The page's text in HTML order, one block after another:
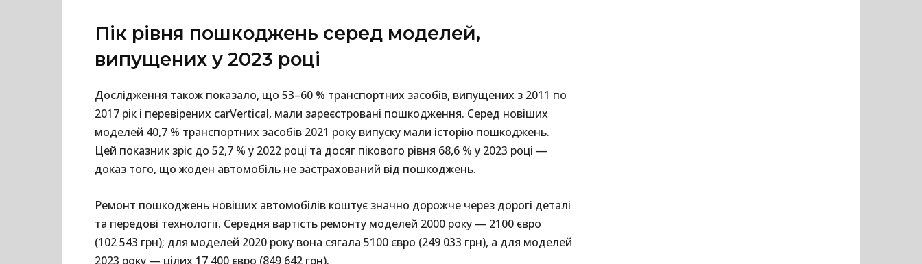
Пік рівня пошкоджень серед моделей,
випущених у 2023 році
Дослідження також показало, що 53–60 % транспортних засобів, випущених з 2011 по
2017 рік і перевірених carVertical, мали зареєстровані пошкодження. Серед новіших
моделей 40,7 % транспортних засобів 2021 року випуску мали історію пошкоджень.
Цей показник зріс до 52,7 % у 2022 році та досяг пікового рівня 68,6 % у 2023 році —
доказ того, що жоден автомобіль не застрахований від пошкоджень.
Ремонт пошкоджень новіших автомобілів коштує значно дорожче через дорогі деталі
та передові технології. Середня вартість ремонту моделей 2000 року — 2100 євро
(102 543 грн); для моделей 2020 року вона сягала 5100 євро (249 033 грн), а для моделей
2023 року — цілих 17 400 євро (849 642 грн).